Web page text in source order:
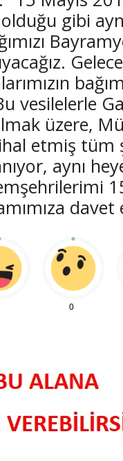
gibi
vesilelerle
üzere,
etmiş tüm
aynı
0